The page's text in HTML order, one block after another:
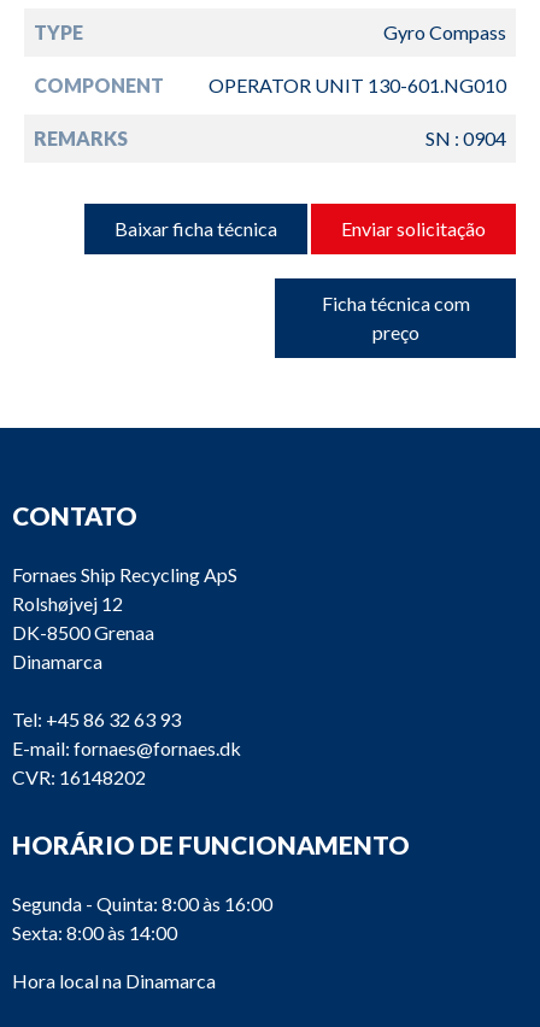
TYPE Gyro Compass
COMPONENT OPERATOR UNIT 130-601.NG010
REMARKS SN : 0904
Baixar ficha técnica Enviar solicitação
Ficha técnica com
preço
CONTATO
Fornaes Ship Recycling ApS
Rolshøjvej 12
DK-8500 Grenaa
Dinamarca
Tel: +45 86 32 63 93
E-mail: fornaes@fornaes.dk
CVR: 16148202
HORÁRIO DE FUNCIONAMENTO
Segunda - Quinta: 8:00 às 16:00
Sexta: 8:00 às 14:00
Hora local na Dinamarca